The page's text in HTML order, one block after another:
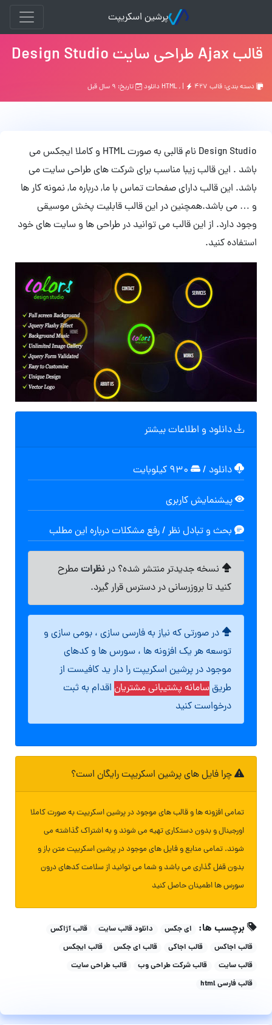
پرشین اسکریپت
قالب Ajax طراحی سایت Design Studio
دسته بندی: قالب HTML , | ۴۲۷ دانلود تاریخ: ۹ سال قبل
Design Studio نام قالبی به صورت HTML و کاملا ایجکس می
باشد . این قالب زیبا مناسب برای شرکت های طراحی سایت می
باشد. این قالب دارای صفحات تماس با ما, درباره ما, نمونه کار ها
و … می باشد.همچنین در این قالب قابلیت پخش موسیقی
وجود دارد. از این قالب می توانید در طراحی ها و سایت های خود
استفاده کنید.
دانلود و اطلاعات بیشتر
دانلود /
پیشنمایش کاربری
بحث و تبادل نظر / رفع مشکلات درباره این مطلب
نسخه جدیدتر منتشر شده؟ درنظراتمطرح
کنید تا بروزرسانی در دسترس قرار گیرد.
در صورتی که نیاز به فارسی سازی ، بومی سازی و
توسعه هر یک افزونه ها ، سورس ها و کدهای
موجود در پرشین اسکریپت را دار ید کافیست از
طریقسامانه پشتیبانی مشتریان اقدام به ثبت
درخواست کنید
چرا فایل های پرشین اسکریپت رایگان است؟
تمامی افزونه ها و قالب های موجود در پرشین اسکریپت به صورت کاملا
اورجینال و بدون دستکاری تهیه می شوند و به اشتراک گذاشته می
شوند. تمامی منابع و فایل های موجود در پرشین اسکریپت متن باز و
بدون قفل گذاری می باشد و شما می توانید از سلامت کدهای درون
سورس ها اطمینان حاصل کنید
برچسب ها: ای جکس دانلود قالب سایت
قالب آژاکس
قالب اجاکس
قالب اجاکی قالب ای جکس
قالب ایجکس
قالب سایت
قالب شرکت طراحی وب
قالب طراحی سایت
قالب فارسی html